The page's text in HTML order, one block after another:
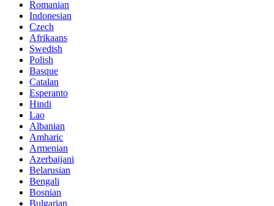
Romanian
Indonesian
Czech
Afrikaans
Swedish
Polish
Basque
Catalan
Esperanto
Hindi
Lao
Albanian
Amharic
Armenian
Azerbaijani
Belarusian
Bengali
Bosnian
Bulgarian